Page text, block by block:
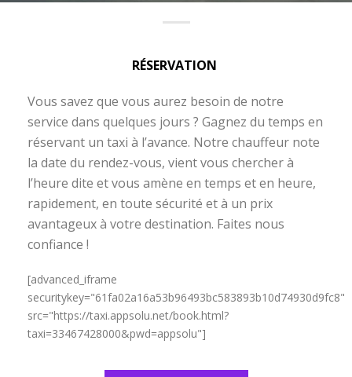
RÉSERVATION
Vous savez que vous aurez besoin de notre
service dans quelques jours ? Gagnez du temps en
réservant un taxi à l’avance. Notre chauffeur note
la date du rendez-vous, vient vous chercher à
l’heure dite et vous amène en temps et en heure,
rapidement, en toute sécurité et à un prix
avantageux à votre destination. Faites nous
confiance !
[advanced_iframe
securitykey="61fa02a16a53b96493bc583893b10d74930d9fc8"
src="https://taxi.appsolu.net/book.html?
taxi=33467428000&pwd=appsolu"]